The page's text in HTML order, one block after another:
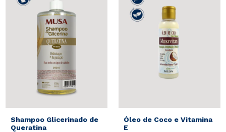
Shampoo Glicerinado de
Queratina
Óleo de Coco e Vitamina
E